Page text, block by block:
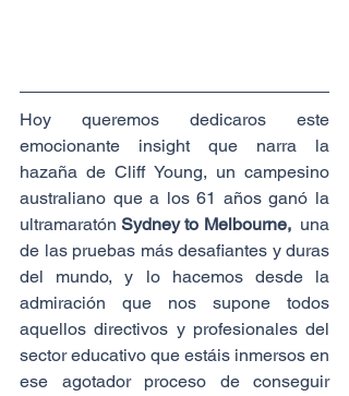
Hoy queremos dedicaros este
emocionante insight que narra la
hazaña de Cliff Young, un campesino
australiano que a los 61 años ganó la
ultramaratón Sydney to Melbourne, una
de las pruebas más desafiantes y duras
del mundo, y lo hacemos desde la
admiración que nos supone todos
aquellos directivos y profesionales del
sector educativo que estáis inmersos en
ese agotador proceso de conseguir